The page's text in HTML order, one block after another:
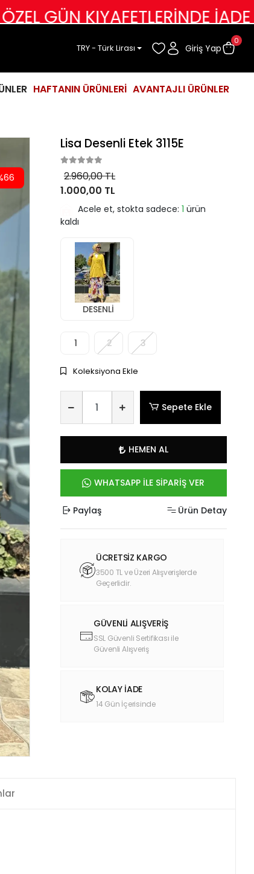
İADE DEĞİŞİM
TRY - Türk Lirası Giriş Yap
0
HAFTANIN ÜRÜNLERİ AVANTAJLI ÜRÜNLER
Lisa Desenli Etek 3115E
2.960,00 TL
1.000,00 TL
Acele et, stokta sadece: 1 ürün
kaldı
DESENLİ
1 2 3
Koleksiyona Ekle
Sepete Ekle
HEMEN AL
WHATSAPP İLE SİPARİŞ VER
Paylaş Ürün Detay
ÜCRETSİZ KARGO
3500 TL ve Üzeri Alışverişlerde
Geçerlidir.
GÜVENLİ ALIŞVERİŞ
SSL Güvenli Sertifikası ile
Güvenli Alışveriş
KOLAY İADE
14 Gün İçerisinde